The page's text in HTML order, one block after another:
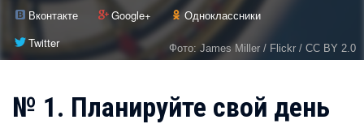
Вконтакте Google+
Одноклассники
Twitter
Фото: James Miller / Flickr / CC BY 2.0
№ 1. Планируйте свой день